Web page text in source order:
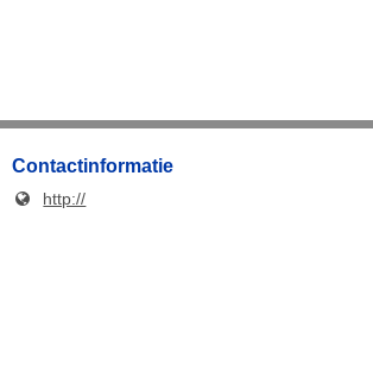
Contactinformatie
http://